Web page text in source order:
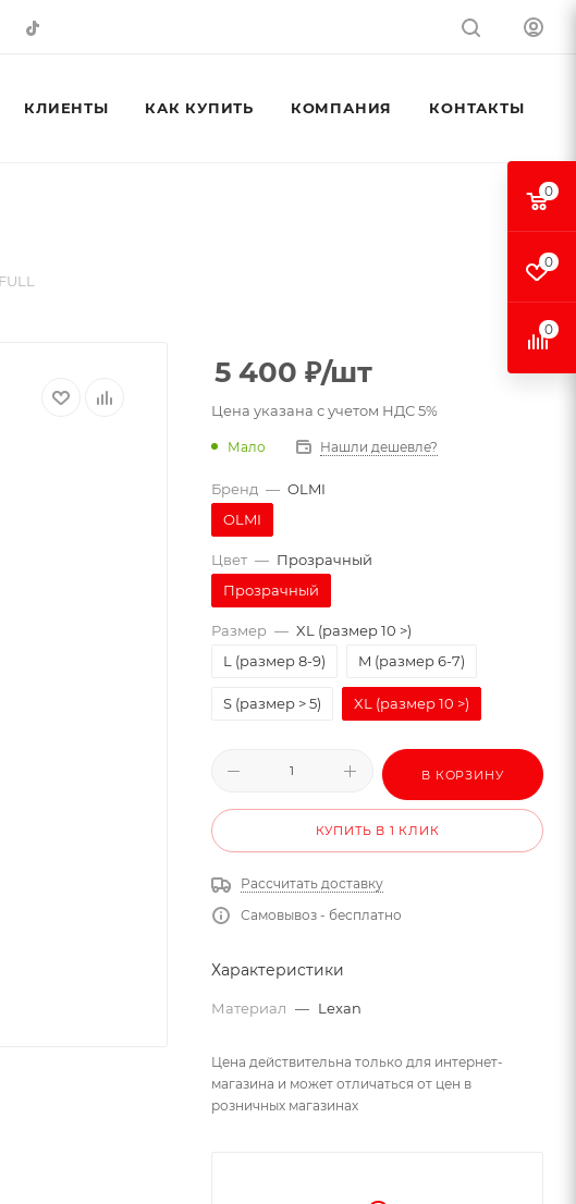
КЛИЕНТЫ КАК КУПИТЬ КОМПАНИЯ КОНТАКТЫ
5 400 ₽/шт
Цена указана с учетом НДС 5%
Мало Нашли дешевле?
Бренд — OLMI
OLMI
Цвет — Прозрачный
Прозрачный
Размер — XL (размер 10 >)
L (размер 8-9)
M (размер 6-7)
S (размер > 5) XL (размер 10 >)
В КОРЗИНУ
КУПИТЬ В 1 КЛИК
Рассчитать доставку
Самовывоз - бесплатно
Характеристики
Материал — Lexan
Цена действительна только для интернет-
магазина и может отличаться от цен в
розничных магазинах
0
0
0